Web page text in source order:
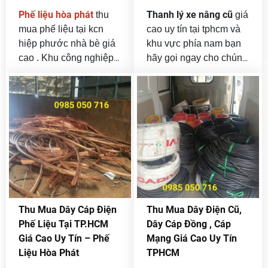
Phế liệu hòa phát thu
mua phế liệu tại kcn
hiệp phước nhà bè giá
cao . Khu công nghiệp
lạc tại huyện Nhà Bè,
TP.HCM, là một trong
những khu công nghiệp
trọng điểm của khu vực
phía Nam. Với tổng
diện tích hơn 1.600 ha,
đây là nơi tập trung
hàng trăm doanh
nghiệp trong lĩnh vực
cơ khí, đóng tàu, sản
xuất nhôm, sắt thép,
điện tử, thực phẩm và
hàng tiêu dùng.
Thanh lý xe nâng cũ giá
cao uy tín tại tphcm và
khu vực phía nam bạn
hãy gọi ngay cho chúng
giá tốt nhất thị
trường .Trong bối cảnh
phát triển công nghiệp,
logistics và sản xuất
đang tăng tốc mạnh mẽ
tại TP.HCM, xe nâng đã
trở thành thiết bị không
thể thiếu trong các nhà
máy, kho xưởng và khu
công nghiệp. Tuy nhiên,
sau nhiều năm sử dụng,
xe nâng cũ thường bị
hao mòn, hư hỏng,
Thu Mua Dây Cáp Điện
Phế Liệu Tại TP.HCM
Giá Cao Uy Tín – Phế
Liệu Hòa Phát
Thu Mua Dây Điện Cũ,
Dây Cáp Đồng , Cáp
Mạng Giá Cao Uy Tín
TPHCM